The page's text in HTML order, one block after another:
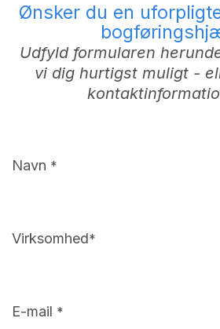
Ønsker du en
Udfyld formularen
vi dig hurtigst muligt -
Navn *
Virksomhed*
E-mail *